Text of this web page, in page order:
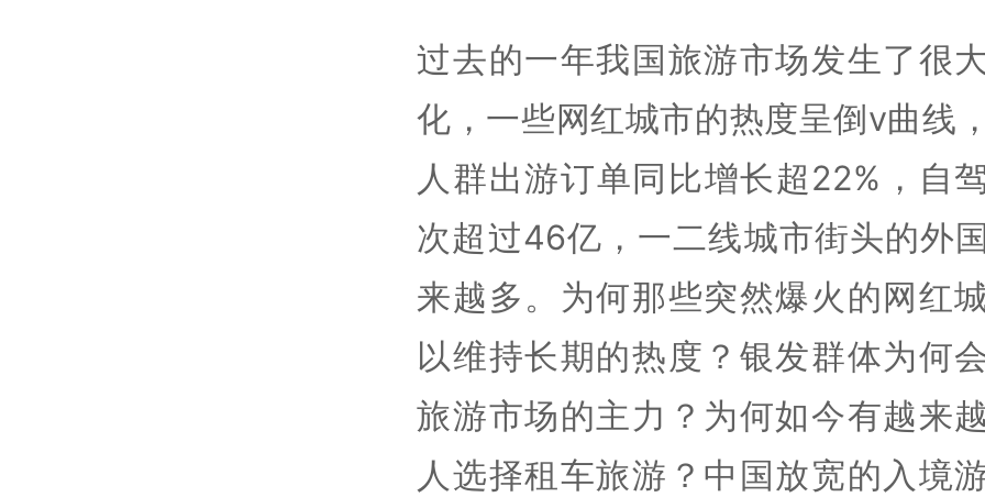
过去的一年我国旅游市场发生了很
化，一些网红城市的热度呈倒v曲线
人群出游订单同比增长超22%，自
次超过46亿，一二线城市街头的外
来越多。为何那些突然爆火的网红
以维持长期的热度？银发群体为何
旅游市场的主力？为何如今有越来
人选择租车旅游？中国放宽的入境